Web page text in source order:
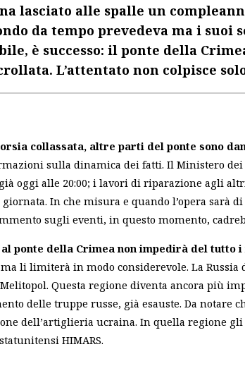
lasciato alle spalle un
da tempo prevedeva ma i suoi
è successo: il ponte della
L’attentato non colpisce
collassata, altre parti del ponte sono
sulla dinamica dei fatti. Il Ministero
oggi alle 20:00; i lavori di riparazione agli
giornata. In che misura e quando l’opera sarà
sugli eventi, in questo momento,
al ponte della Crimea non impedirà del
li limiterà in modo considerevole. La
Questa regione diventa ancora più
delle truppe russe, già esauste. Da notare
dell’artiglieria ucraina. In quella regione
HIMARS.